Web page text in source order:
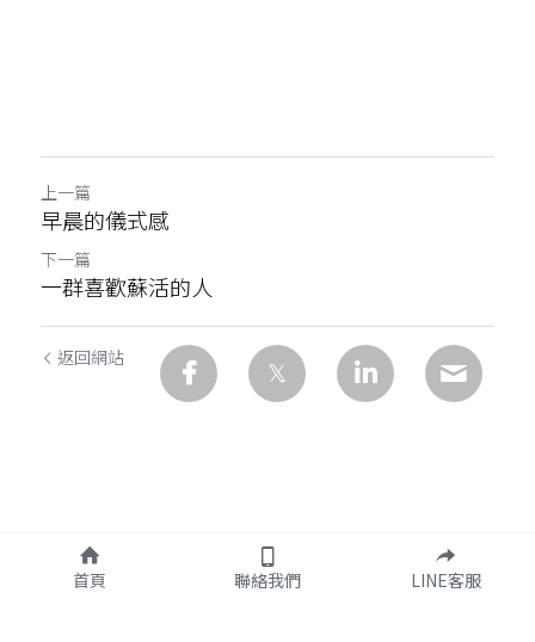
上一篇
早晨的儀式感
下一篇
一群喜歡蘇活的人
返回網站
首頁 聯絡我們 LINE客服